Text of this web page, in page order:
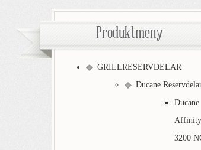
Produktmeny
GRILLRESERVDELAR
Ducane
Ducane
Affinity
3200